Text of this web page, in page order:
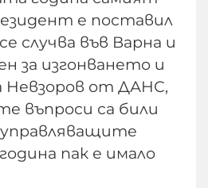
е поставил
случва във Варна и
за изгонването и
от ДАНС,
въпроси са били
пак е имало